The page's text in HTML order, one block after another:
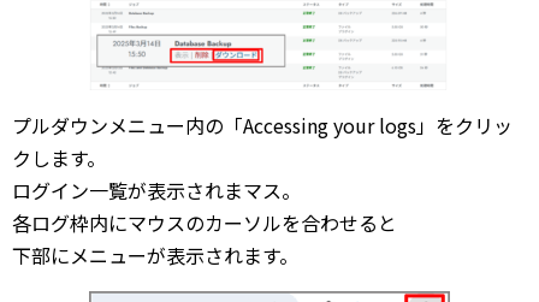
プルダウンメニュー内の「Accessing your logs」をクリッ
クします。
ログイン一覧が表示されまマス。
各ログ枠内にマウスのカーソルを合わせると
下部にメニューが表示されます。